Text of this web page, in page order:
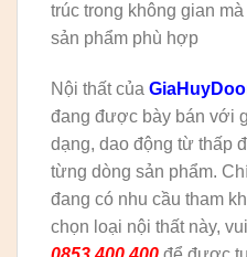
trúc trong không gian
sản phẩm phù hợp
Nội thất của
đang được bày bán với
dạng, dao động từ thấp
từng dòng sản phẩm.
đang có nhu cầu tham
chọn loại nội thất này,